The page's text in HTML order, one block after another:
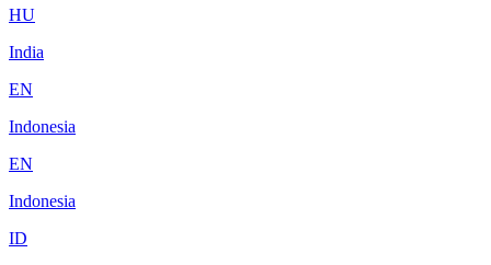
HU
India
EN
Indonesia
EN
Indonesia
ID